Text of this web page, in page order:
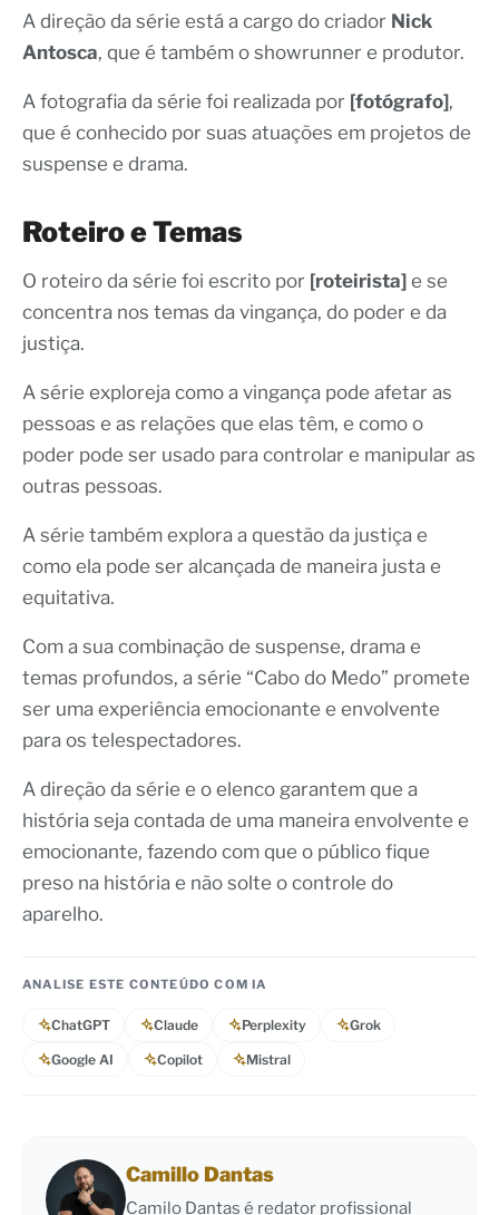
A direção da série está a cargo do criador Nick
Antosca, que é também o showrunner e produtor.
A fotografia da série foi realizada por [fotógrafo],
que é conhecido por suas atuações em projetos de
suspense e drama.
Roteiro e Temas
O roteiro da série foi escrito por [roteirista] e se
concentra nos temas da vingança, do poder e da
justiça.
A série exploreja como a vingança pode afetar as
pessoas e as relações que elas têm, e como o
poder pode ser usado para controlar e manipular as
outras pessoas.
A série também explora a questão da justiça e
como ela pode ser alcançada de maneira justa e
equitativa.
Com a sua combinação de suspense, drama e
temas profundos, a série “Cabo do Medo” promete
ser uma experiência emocionante e envolvente
para os telespectadores.
A direção da série e o elenco garantem que a
história seja contada de uma maneira envolvente e
emocionante, fazendo com que o público fique
preso na história e não solte o controle do
aparelho.
ANALISE ESTE CONTEÚDO COM IA
ChatGPT Claude Perplexity Grok
Google AI Copilot Mistral
Camillo Dantas
Camilo Dantas é redator profissional